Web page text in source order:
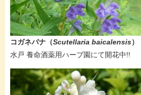
コガネバナ（Scutellaria baicalensis）
水戸 養命酒薬用ハーブ園にて開花中!!